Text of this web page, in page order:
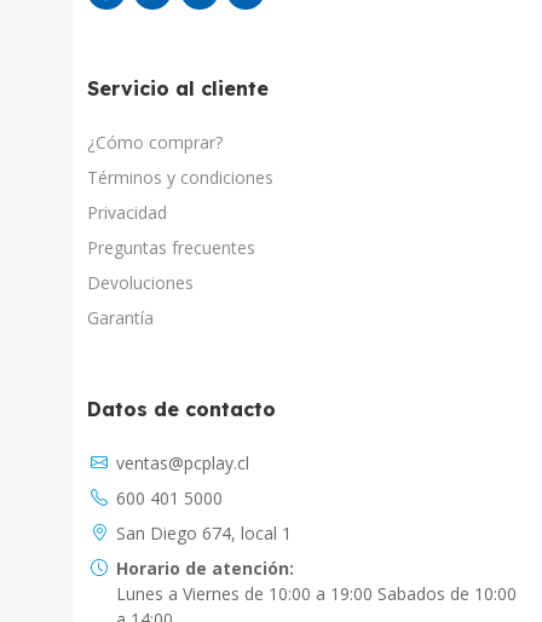
Servicio al cliente
¿Cómo comprar?
Términos y condiciones
Privacidad
Preguntas frecuentes
Devoluciones
Garantía
Datos de contacto
ventas@pcplay.cl
600 401 5000
San Diego 674, local 1
Horario de atención:
Lunes a Viernes de 10:00 a 19:00 Sabados de 10:00
Chat con IA
PcPlay Santiago / Web
Hola soy Freddy, en que puedo ayudarte...
PcPlay Santiago / Tienda